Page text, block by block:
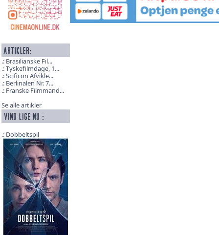
Brasilianske Fil...
Tyskefilmdage, 1...
Scificon Afvikle...
Berlinalen Nr. 7...
Franske Filmmand...
Se alle artikler
Dobbeltspil